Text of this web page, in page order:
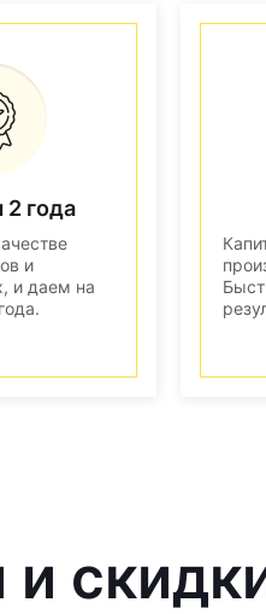
2 года
и
и даем на